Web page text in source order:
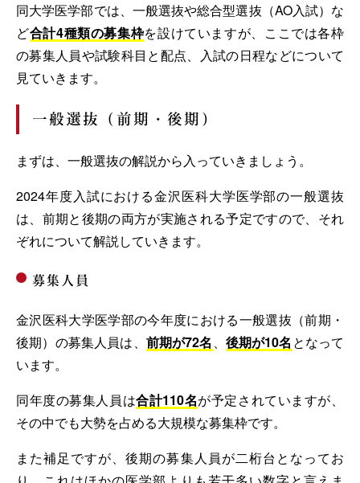
同大学医学部では、一般選抜や総合型選抜（AO入試）な
ど合計4種類の募集枠を設けていますが、ここでは各枠
の募集人員や試験科目と配点、入試の日程などについて
見ていきます。
一般選抜（前期・後期）
まずは、一般選抜の解説から入っていきましょう。
2024年度入試における金沢医科大学医学部の一般選抜
は、前期と後期の両方が実施される予定ですので、それ
ぞれについて解説していきます。
募集人員
金沢医科大学医学部の今年度における一般選抜（前期・
後期）の募集人員は、 前期が72名 、 後期が10名 となって
います。
同年度の募集人員は合計110名が予定されていますが、
その中でも大勢を占める大規模な募集枠です。
また補足ですが、後期の募集人員が二桁台となってお